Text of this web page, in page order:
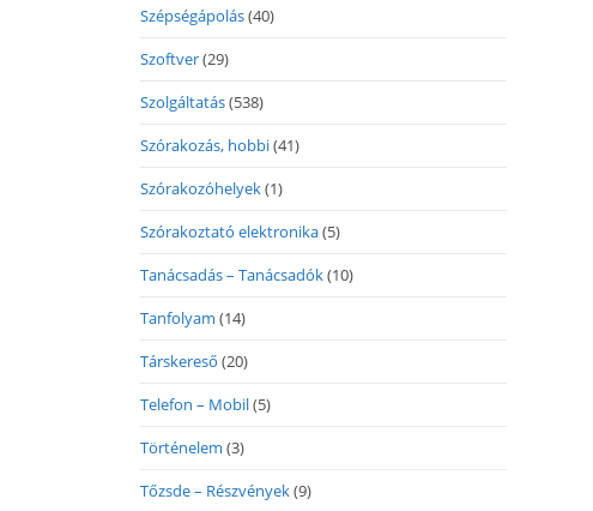
Szépségápolás(40)
Szoftver(29)
Szolgáltatás(538)
Szórakozás, hobbi(41)
Szórakozóhelyek(1)
Szórakoztató elektronika(5)
Tanácsadás – Tanácsadók(10)
Tanfolyam (14)
Társkereső (20)
Telefon – Mobil(5)
Történelem (3)
Tőzsde – Részvények(9)